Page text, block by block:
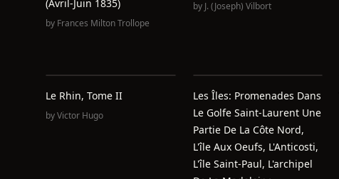
(Avril-Juin 1835)
by Frances Milton Trollope
by J. (Joseph) Vilbort
Le Rhin, Tome II
byVictor Hugo
Les Îles: Promenades Dans
Le Golfe Saint-Laurent Une
Partie De La Côte Nord,
L'île Aux Oeufs, L'Anticosti,
L'île Saint-Paul, L'archipel